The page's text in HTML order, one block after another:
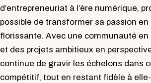
d’entrepreneuriat à l’ère numérique,
possible de transformer sa passion en
florissante. Avec une communauté en
et des projets ambitieux en
continue de gravir les échelons dans
compétitif, tout en restant fidèle à